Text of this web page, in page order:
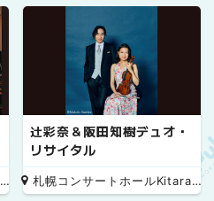
辻彩奈＆阪田知樹デュオ・
リサイタル
札幌コンサートホールKitara 小ホール